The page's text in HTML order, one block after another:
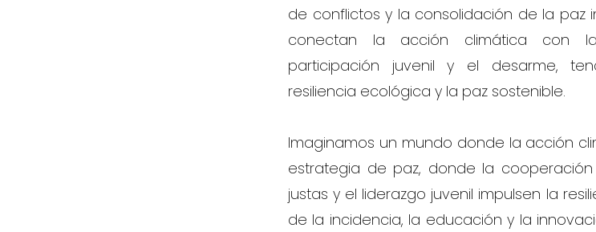
de conflictos y la consolidación de la paz
conectan la acción climática con
participación juvenil y el desarme,
resiliencia ecológica y la paz sostenible.
Imaginamos un mundo donde la acción
estrategia de paz, donde la cooperación
justas y el liderazgo juvenil impulsen la
de la incidencia, la educación y la